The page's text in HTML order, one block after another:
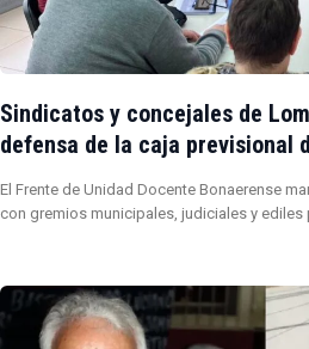
Sindicatos y concejales de
defensa de la caja previsional
El Frente de Unidad Docente Bonaerense
con gremios municipales, judiciales y ediles